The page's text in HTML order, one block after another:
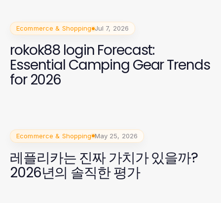
Ecommerce & Shopping Jul 7, 2026
rokok88 login Forecast:
Essential Camping Gear Trends
for 2026
Ecommerce & Shopping May 25, 2026
레플리카는 진짜 가치가 있을까?
2026년의 솔직한 평가